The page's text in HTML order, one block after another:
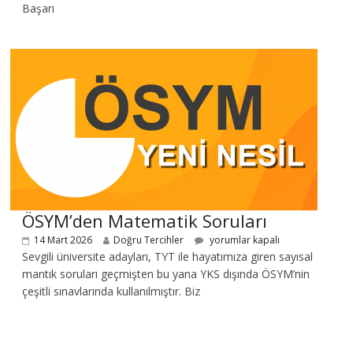
Başarı
ÖSYM’den Matematik Soruları
14 Mart 2026 Doğru Tercihler yorumlar kapalı
Sevgili üniversite adayları, TYT ile hayatımıza giren sayısal
mantık soruları geçmişten bu yana YKS dışında ÖSYM’nin
çeşitli sınavlarında kullanılmıştır. Biz